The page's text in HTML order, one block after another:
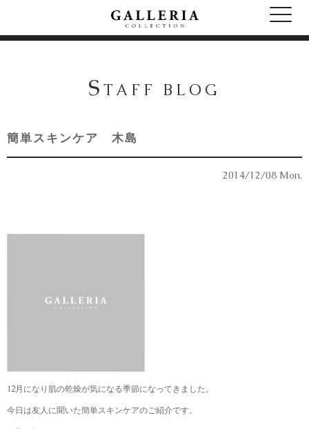
S TAFF BLOG
簡単スキンケア 木島
2014/12/08 Mon.
12月になり肌の乾燥が気になる季節になってきました。
今日は友人に聞いた簡単スキンケアのご紹介です。